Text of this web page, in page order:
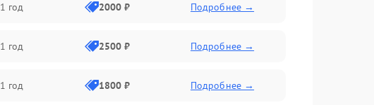
1 год 2000 ₽ Подробнее →
1 год 2500 ₽ Подробнее →
1 год 1800 ₽ Подробнее →